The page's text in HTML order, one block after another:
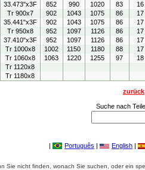
33.473"x3F 852 990 1020 83 16
Tr 900x7 902 1043 1075 86 17
35.441"x3F 902 1043 1075 86 17
Tr 950x8 952 1097 1126 86 17
37.410"x3F 952 1097 1126 86 17
Tr 1000x8 1002 1150 1180 88 17
Tr 1060x8 1063 1220 1255 97 18
Tr 1120x8
Tr 1180x8
zurück
Suche nach
| Português | English |
Sie nicht finden, wonach Sie suchen, oder ein